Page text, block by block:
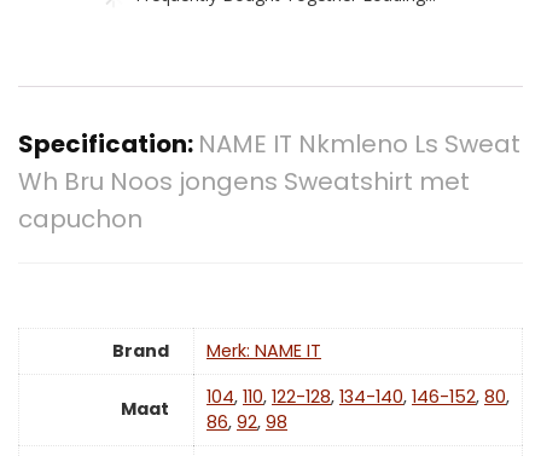
Specification: NAME IT Nkmleno Ls Sweat
Wh Bru Noos jongens Sweatshirt met
capuchon
Brand Merk: NAME IT
Maat 104, 110, 122-128, 134-140, 146-152, 80,
86, 92, 98